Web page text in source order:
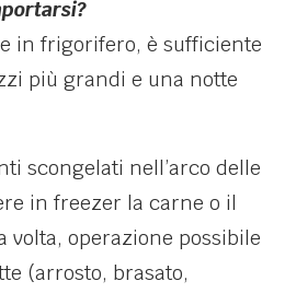
in frigorifero, è sufficiente
più grandi e una notte
scongelati nell’arco delle
in freezer la carne o il
volta, operazione possibile
(arrosto, brasato,